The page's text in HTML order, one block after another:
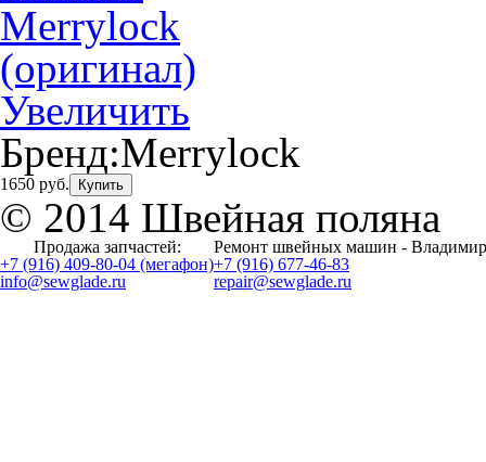
Увеличить
Бренд:Merrylock
1650 руб. Купить
© 2014 Швейная поляна
Продажа запчастей:
Ремонт швейных машин -
+7 (916) 409-80-04 (мегафон)
info@sewglade.ru
+7 (916) 677-46-83
repair@sewglade.ru